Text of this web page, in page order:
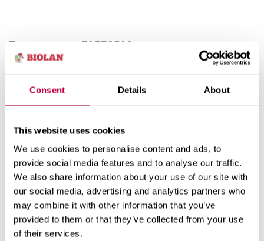
Consent Details About
This website uses cookies
We use cookies to personalise content and ads, to
provide social media features and to analyse our traffic.
We also share information about your use of our site with
our social media, advertising and analytics partners who
may combine it with other information that you’ve
provided to them or that they’ve collected from your use
of their services.
Tuotenumero:
70572500
LVI-numero:
KÄYTTÖOHJE
JÄLLEENMYYNTIHAKU
Yleistä